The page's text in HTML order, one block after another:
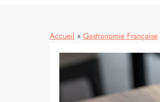
Accueil » Gastronomie Française